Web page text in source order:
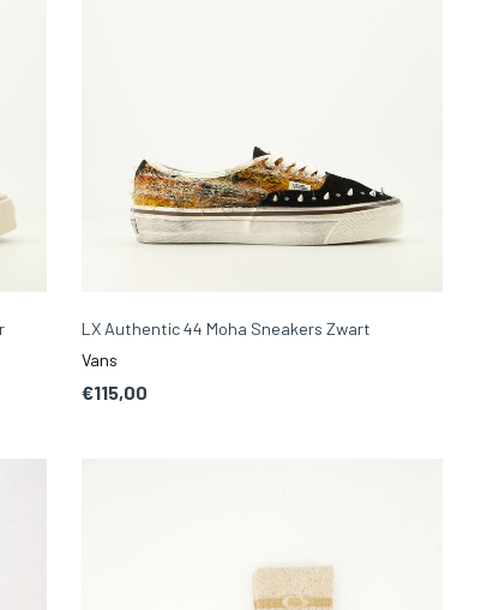
LX Authentic 44 Moha Sneakers Zwart
Vans
€115,00